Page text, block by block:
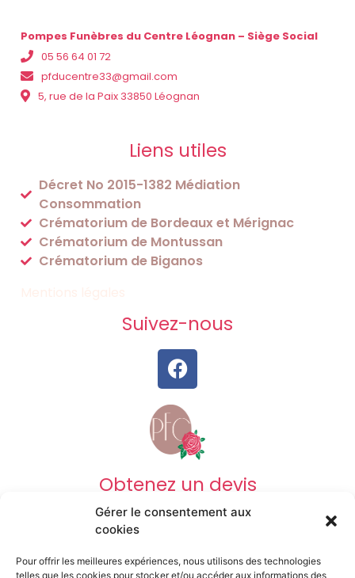
Gérer le consentement aux
cookies
Pour offrir les meilleures expériences, nous utilisons des technologies
telles que les cookies pour stocker et/ou accéder aux informations des
Pompes Funèbres du Centre Léognan – Siège Social
05 56 64 01 72
pfducentre33@gmail.com
5, rue de la Paix 33850 Léognan
Liens utiles
Décret No 2015-1382 Médiation
Consommation
Crématorium de Bordeaux et Mérignac
Crématorium de Montussan
Crématorium de Biganos
Suivez-nous
Obtenez un devis
DEVIS OBSÈQUES